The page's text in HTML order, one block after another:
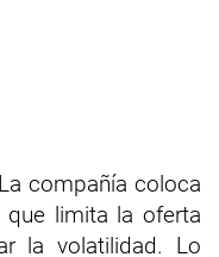
compañía coloca
que limita la oferta
la volatilidad. Lo